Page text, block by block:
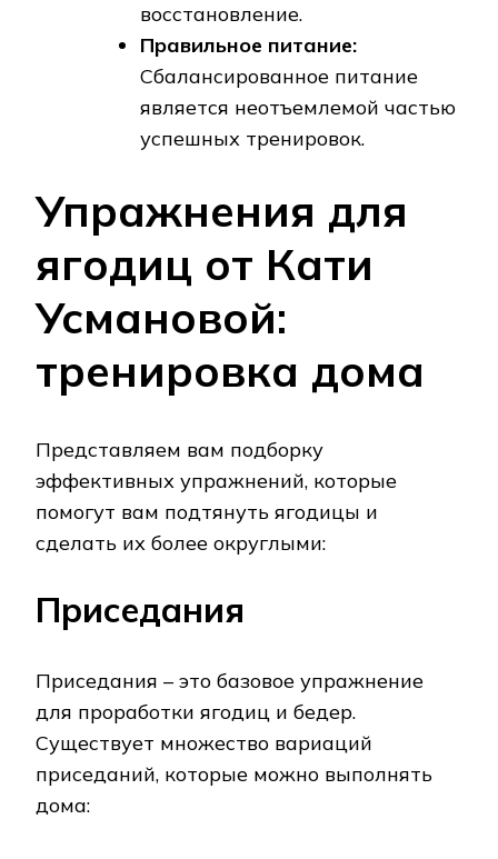
восстановление.
Правильное питание:
Сбалансированное питание
является неотъемлемой частью
успешных тренировок.
Упражнения для
ягодиц от Кати
Усмановой:
тренировка дома
Представляем вам подборку
эффективных упражнений, которые
помогут вам подтянуть ягодицы и
сделать их более округлыми:
Приседания
Приседания – это базовое упражнение
для проработки ягодиц и бедер.
Существует множество вариаций
приседаний, которые можно выполнять
дома: